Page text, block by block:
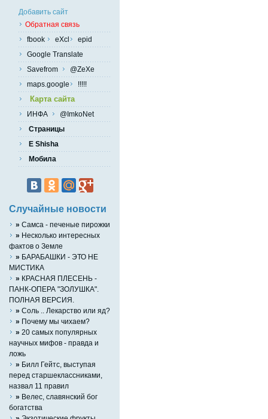
Добавить сайт
Обратная связь
fbook
eXcl
epid
Google Translate
Savefrom
@ZeXe
maps.google
!!!!!
Карта сайта
ИНФА
@ImkoNet
Страницы
E Shisha
Мобила
Случайные новости
» Cамса - печеные пирожки
» Несколько интересных
фактов о Земле
» БАРАБАШКИ - ЭТО НЕ
МИСТИКА
» КРАСНАЯ ПЛЕСЕНЬ -
ПАНК-ОПЕРА "ЗОЛУШКА".
ПОЛНАЯ ВЕРСИЯ.
» Соль .. Лекарство или яд?
» Почему мы чихаем?
» 20 самых популярных
научных мифов - правда и
ложь
» Билл Гейтс, выступая
перед старшеклассниками,
назвал 11 правил
» Велес, славянский бог
богатства